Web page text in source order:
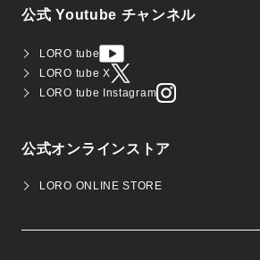
公式 Youtube チャンネル
LORO tube
LORO tube X
LORO tube Instagram
公式オンラインストア
LORO ONLINE STORE